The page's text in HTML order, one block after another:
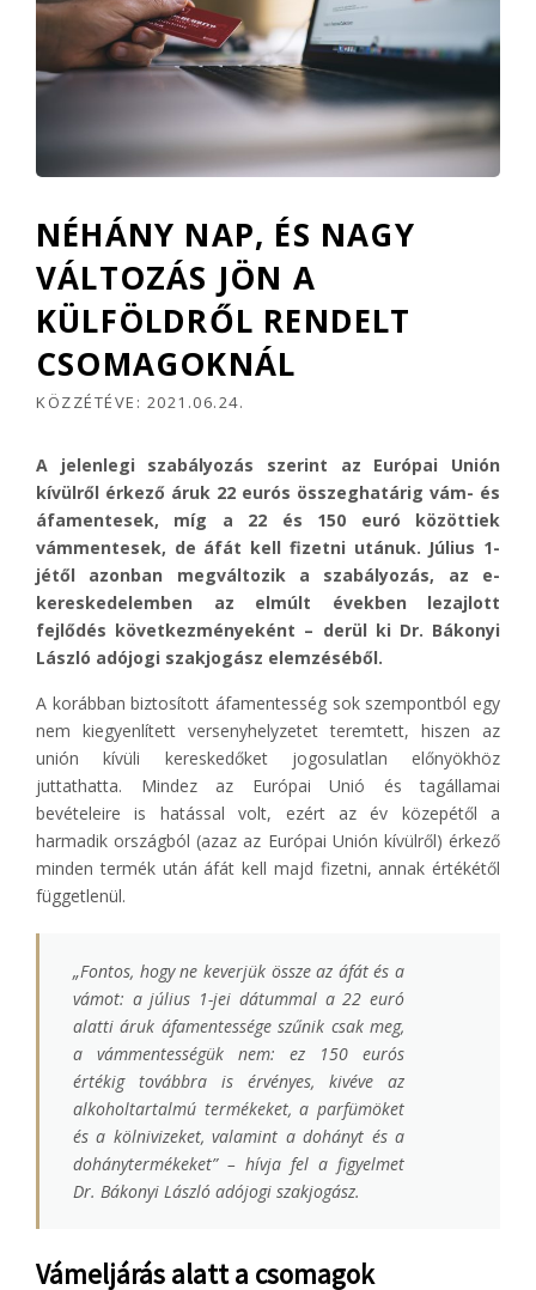
NÉHÁNY NAP, ÉS NAGY
VÁLTOZÁS JÖN A
KÜLFÖLDRŐL RENDELT
CSOMAGOKNÁL
KÖZZÉTÉVE: 2021.06.24.
A jelenlegi szabályozás szerint az Európai Unión
kívülről érkező áruk 22 eurós összeghatárig vám- és
áfamentesek, míg a 22 és 150 euró közöttiek
vámmentesek, de áfát kell fizetni utánuk. Július 1-
jétől azonban megváltozik a szabályozás, az e-
kereskedelemben az elmúlt években lezajlott
fejlődés következményeként – derül ki Dr. Bákonyi
László adójogi szakjogász elemzéséből.
A korábban biztosított áfamentesség sok szempontból egy
nem kiegyenlített versenyhelyzetet teremtett, hiszen az
unión kívüli kereskedőket jogosulatlan előnyökhöz
juttathatta. Mindez az Európai Unió és tagállamai
bevételeire is hatással volt, ezért az év közepétől a
harmadik országból (azaz az Európai Unión kívülről) érkező
minden termék után áfát kell majd fizetni, annak értékétől
függetlenül.
„Fontos, hogy ne keverjük össze az áfát és a
vámot: a július 1-jei dátummal a 22 euró
alatti áruk áfamentessége szűnik csak meg,
a vámmentességük nem: ez 150 eurós
értékig továbbra is érvényes, kivéve az
alkoholtartalmú termékeket, a parfümöket
és a kölnivizeket, valamint a dohányt és a
dohánytermékeket” – hívja fel a figyelmet
Dr. Bákonyi László adójogi szakjogász.
Vámeljárás alatt a csomagok